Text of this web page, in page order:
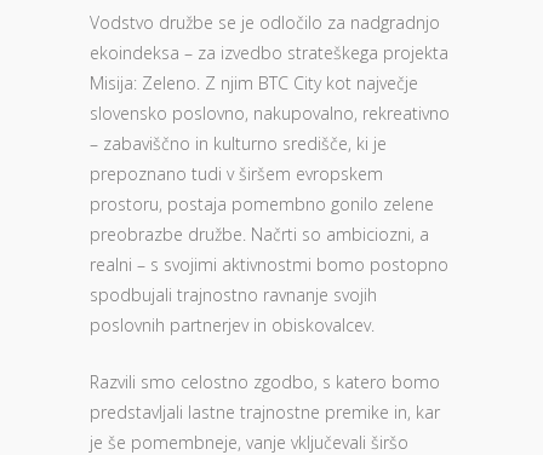
Vodstvo družbe se je odločilo za nadgradnjo
ekoindeksa – za izvedbo strateškega projekta
Misija: Zeleno. Z njim BTC City kot največje
slovensko poslovno, nakupovalno, rekreativno
– zabaviščno in kulturno središče, ki je
prepoznano tudi v širšem evropskem
prostoru, postaja pomembno gonilo zelene
preobrazbe družbe. Načrti so ambiciozni, a
realni – s svojimi aktivnostmi bomo postopno
spodbujali trajnostno ravnanje svojih
poslovnih partnerjev in obiskovalcev.
Razvili smo celostno zgodbo, s katero bomo
predstavljali lastne trajnostne premike in, kar
je še pomembneje, vanje vključevali širšo